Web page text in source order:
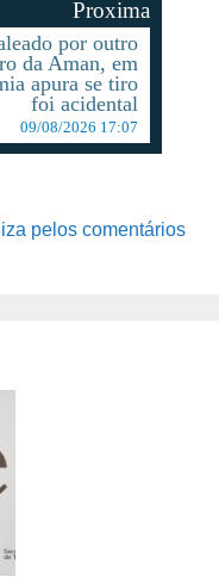
Proxima
por outro
da Aman, em
apura se tiro
foi acidental
09/08/2026 17:07
pelos comentários